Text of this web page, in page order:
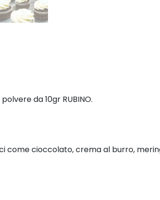
da 10gr RUBINO.
come cioccolato, crema al burro,